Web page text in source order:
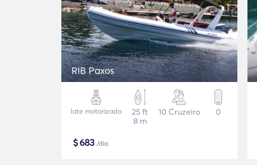
RIB Paxos
Iate motorizado
25 ft
8 m
10 Cruzeiro 0
$683 /dia